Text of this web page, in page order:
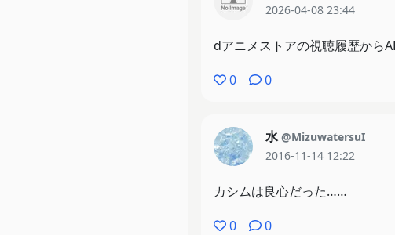
2026-04-08 23:44
dアニメストアの視聴履歴から
0
0
水 @MizuwatersuI
2016-11-14 12:22
カシムは良心だった……
0
0